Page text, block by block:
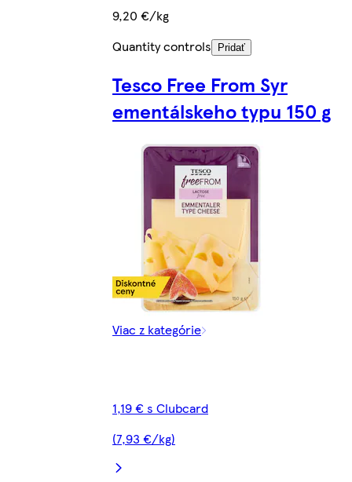
9,20 €/kg
Quantity controls
Pridať
Tesco Free From Syr
ementálskeho typu 150 g
Viac z kategórie
1,19 € s Clubcard
(7,93 €/kg)